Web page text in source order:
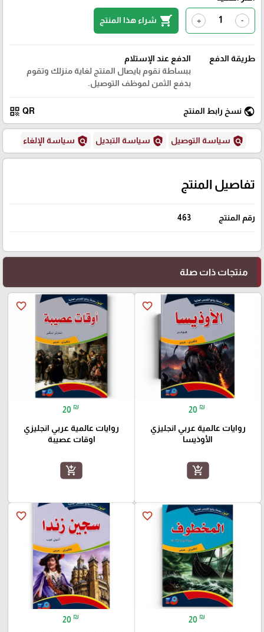
-
+
shopping_cart شراء هذا المنتج
طريقة الدفع
الدفع عند الإستلام
ببساطة نقوم بايصال المنتج لغاية منزلك وتقوم
بدفع الثمن لموظف التوصيل.
public نسخ رابط المنتج QR
qr_code
policy سياسة التوصيل policy سياسة التبديل policy سياسة الإلغاء
تفاصيل المنتج
رقم المنتج 463
منتجات ذات صلة
favorite_border
20 ₪
روايات عالمية عربي انجليزي
الأوذيسا
add_shopping_cart
favorite_border
20 ₪
روايات عالمية عربي انجليزي
اوقات عصيبة
add_shopping_cart
favorite_border
20 ₪
favorite_border
20 ₪